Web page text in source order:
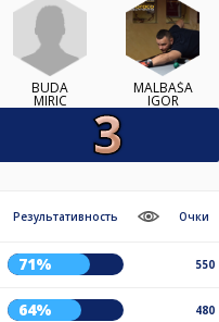
BUDA
MIRIC
MALBAŠA
IGOR
Результативность Очки
71% 550
64% 480